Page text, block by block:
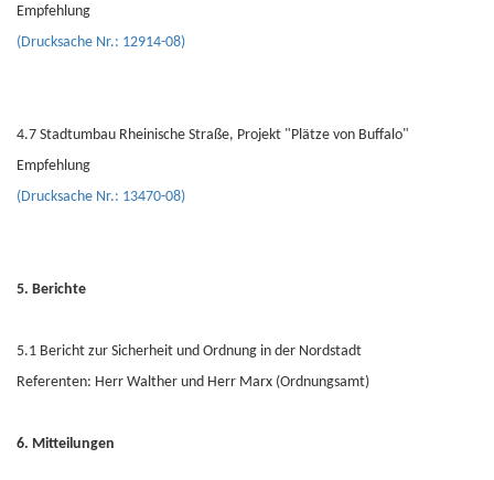
Empfehlung
(Drucksache Nr.: 12914-08)
4.7 Stadtumbau Rheinische Straße, Projekt "Plätze von Buffalo"
Empfehlung
(Drucksache Nr.: 13470-08)
5. Berichte
5.1 Bericht zur Sicherheit und Ordnung in der Nordstadt
Referenten: Herr Walther und Herr Marx (Ordnungsamt)
6. Mitteilungen